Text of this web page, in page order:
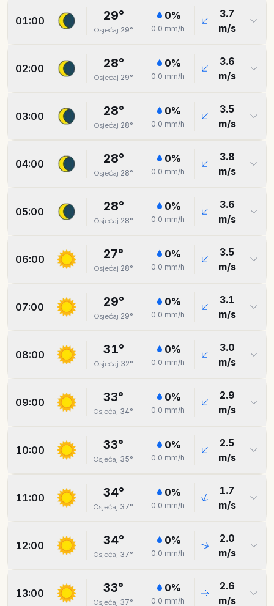
01:00 29°
Osjećaj 29°
0%
0.0 mm/h
3.7
m/s
02:00 28°
Osjećaj 29°
0%
0.0 mm/h
3.6
m/s
03:00 28°
Osjećaj 28°
0%
0.0 mm/h
3.5
m/s
04:00 28°
Osjećaj 28°
0%
0.0 mm/h
3.8
m/s
05:00 28°
Osjećaj 28°
0%
0.0 mm/h
3.6
m/s
06:00 27°
Osjećaj 28°
0%
0.0 mm/h
3.5
m/s
07:00 29°
Osjećaj 29°
0%
0.0 mm/h
3.1
m/s
08:00 31°
Osjećaj 32°
0%
0.0 mm/h
3.0
m/s
09:00 33°
Osjećaj 34°
0%
0.0 mm/h
2.9
m/s
10:00 33°
Osjećaj 35°
0%
0.0 mm/h
2.5
m/s
11:00 34°
Osjećaj 37°
0%
0.0 mm/h
1.7
m/s
12:00 34°
Osjećaj 37°
0%
0.0 mm/h
2.0
m/s
13:00 33°
Osjećaj 37°
0%
0.0 mm/h
2.6
m/s